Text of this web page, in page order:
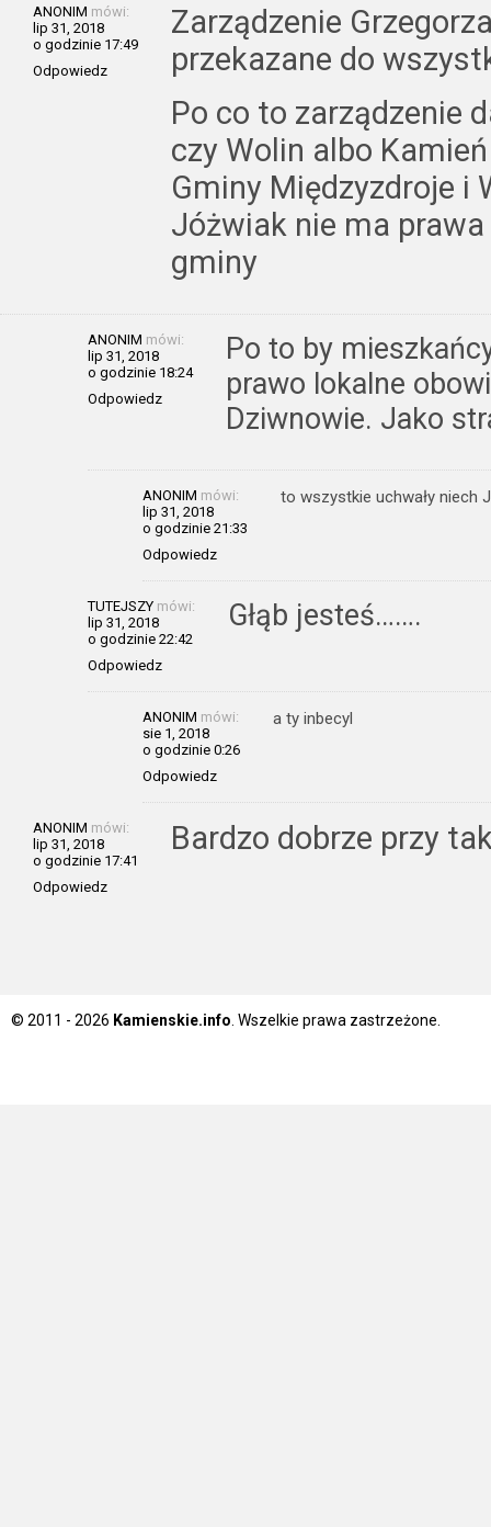
ANONIM mówi:
lip 31, 2018
o godzinie 17:49
Odpowiedz
Zarządzenie
przekazane do
Po co to zarządzenie
czy Wolin albo
Gminy Międzyzdroje i
Jóżwiak nie ma
gminy
ANONIM mówi:
lip 31, 2018
o godzinie 18:24
Odpowiedz
Po to by
prawo lokalne
Dziwnowie. Jako
ANONIM mówi:
lip 31, 2018
o godzinie 21:33
Odpowiedz
to wszystkie uchwały niech
TUTEJSZY mówi:
lip 31, 2018
o godzinie 22:42
Odpowiedz
Głąb jesteś…….
ANONIM mówi:
sie 1, 2018
o godzinie 0:26
Odpowiedz
a ty inbecyl
ANONIM mówi:
lip 31, 2018
o godzinie 17:41
Odpowiedz
Bardzo dobrze przy
© 2011 - 2026 Kamienskie.info. Wszelkie prawa zastrzeżone.